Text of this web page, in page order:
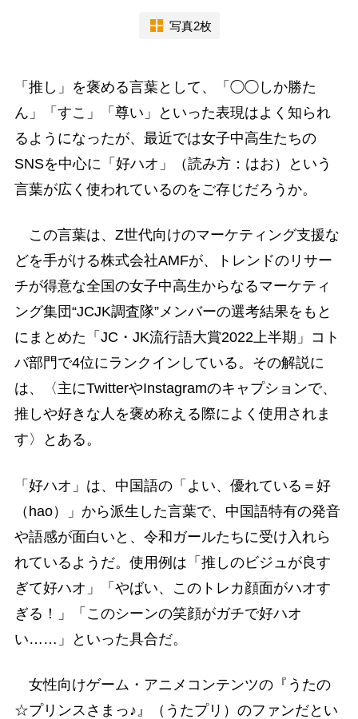
写真2枚
「推し」を褒める言葉として、「◯◯しか勝た
ん」「すこ」「尊い」といった表現はよく知られ
るようになったが、最近では女子中高生たちの
SNSを中心に「好ハオ」（読み方：はお）という
言葉が広く使われているのをご存じだろうか。
この言葉は、Z世代向けのマーケティング支援な
どを手がける株式会社AMFが、トレンドのリサー
チが得意な全国の女子中高生からなるマーケティ
ング集団“JCJK調査隊”メンバーの選考結果をもと
にまとめた「JC・JK流行語大賞2022上半期」コト
バ部門で4位にランクインしている。その解説に
は、〈主にTwitterやInstagramのキャプションで、
推しや好きな人を褒め称える際によく使用されま
す〉とある。
「好ハオ」は、中国語の「よい、優れている＝好
（hao）」から派生した言葉で、中国語特有の発音
や語感が面白いと、令和ガールたちに受け入れら
れているようだ。使用例は「推しのビジュが良す
ぎて好ハオ」「やばい、このトレカ顔面がハオす
ぎる！」「このシーンの笑顔がガチで好ハオ
い……」といった具合だ。
女性向けゲーム・アニメコンテンツの『うたの
☆プリンスさまっ♪』（うたプリ）のファンだとい